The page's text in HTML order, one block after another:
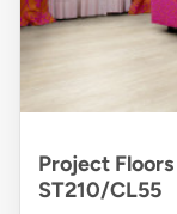
Project
ST210/CL55